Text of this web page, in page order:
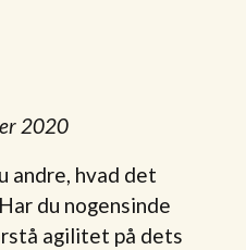
2020
andre, hvad det
du nogensinde
agilitet på dets